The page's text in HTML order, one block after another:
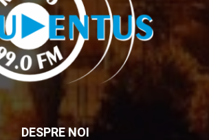
DESPRE NOI